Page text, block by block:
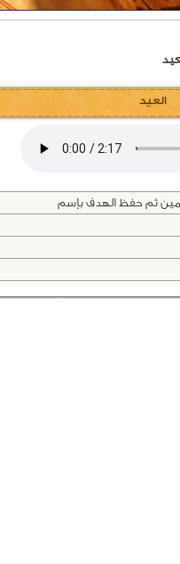
العيد
ثم حفظ الهدف بإسم